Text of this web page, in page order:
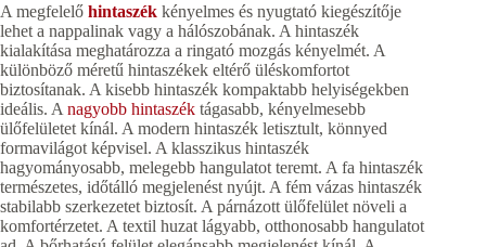
A megfelelő hintaszék kényelmes és nyugtató kiegészítője
lehet a nappalinak vagy a hálószobának. A hintaszék
kialakítása meghatározza a ringató mozgás kényelmét. A
különböző méretű hintaszékek eltérő üléskomfortot
biztosítanak. A kisebb hintaszék kompaktabb helyiségekben
ideális. A nagyobb hintaszék tágasabb, kényelmesebb
ülőfelületet kínál. A modern hintaszék letisztult, könnyed
formavilágot képvisel. A klasszikus hintaszék
hagyományosabb, melegebb hangulatot teremt. A fa hintaszék
természetes, időtálló megjelenést nyújt. A fém vázas hintaszék
stabilabb szerkezetet biztosít. A párnázott ülőfelület növeli a
komfortérzetet. A textil huzat lágyabb, otthonosabb hangulatot